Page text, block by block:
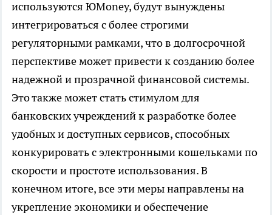
используются ЮMoney, будут вынуждены
интегрироваться с более строгими
регуляторными рамками, что в долгосрочной
перспективе может привести к созданию более
надежной и прозрачной финансовой системы.
Это также может стать стимулом для
банковских учреждений к разработке более
удобных и доступных сервисов, способных
конкурировать с электронными кошельками по
скорости и простоте использования. В
конечном итоге, все эти меры направлены на
укрепление экономики и обеспечение